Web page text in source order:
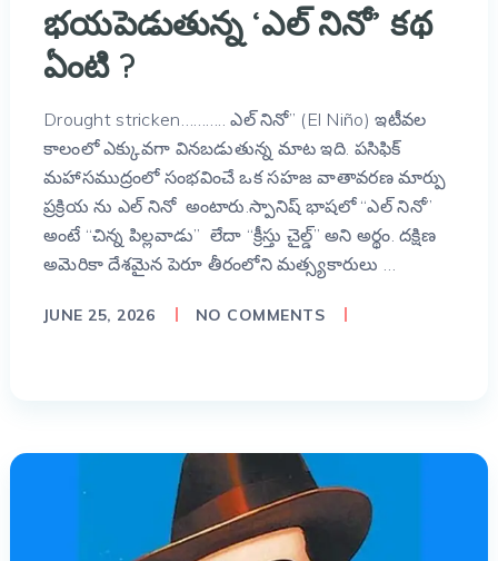
భయపెడుతున్న ‘ఎల్ నినో’ కథ
ఏంటి ?
Drought stricken……….. ఎల్ నినో” (El Niño) ఇటీవల
కాలంలో ఎక్కువగా వినబడుతున్న మాట ఇది. పసిఫిక్
మహాసముద్రంలో సంభవించే ఒక సహజ వాతావరణ మార్పు
ప్రక్రియ ను ఎల్ నినో అంటారు.స్పానిష్ భాషలో “ఎల్ నినో”
అంటే “చిన్న పిల్లవాడు” లేదా “క్రీస్తు చైల్డ్” అని అర్థం. దక్షిణ
అమెరికా దేశమైన పెరూ తీరంలోని మత్స్యకారులు …
JUNE 25, 2026 NO COMMENTS